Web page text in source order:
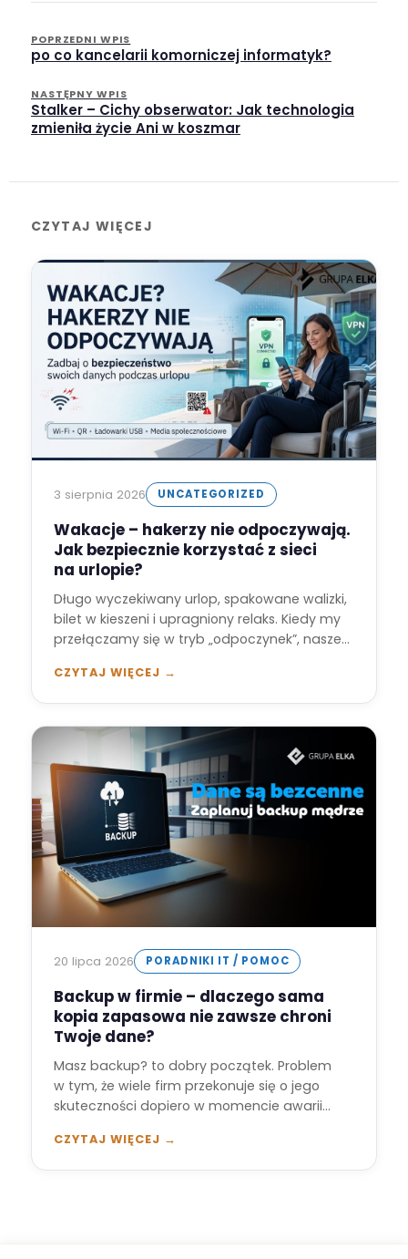
POPRZEDNI WPIS
po co kancelarii komorniczej informatyk?
NASTĘPNY WPIS
Stalker – Cichy obserwator: Jak technologia
zmieniła życie Ani w koszmar
CZYTAJ WIĘCEJ
3 sierpnia 2026 UNCATEGORIZED
Wakacje – hakerzy nie odpoczywają.
Jak bezpiecznie korzystać z sieci
na urlopie?
Długo wyczekiwany urlop, spakowane walizki,
bilet w kieszeni i upragniony relaks. Kiedy my
przełączamy się w tryb „odpoczynek”, nasze
CZYTAJ WIĘCEJ →
20 lipca 2026 PORADNIKI IT / POMOC
Backup w firmie – dlaczego sama
kopia zapasowa nie zawsze chroni
Twoje dane?
Masz backup? to dobry początek. Problem
w tym, że wiele firm przekonuje się o jego
skuteczności dopiero w momencie awarii…
CZYTAJ WIĘCEJ →